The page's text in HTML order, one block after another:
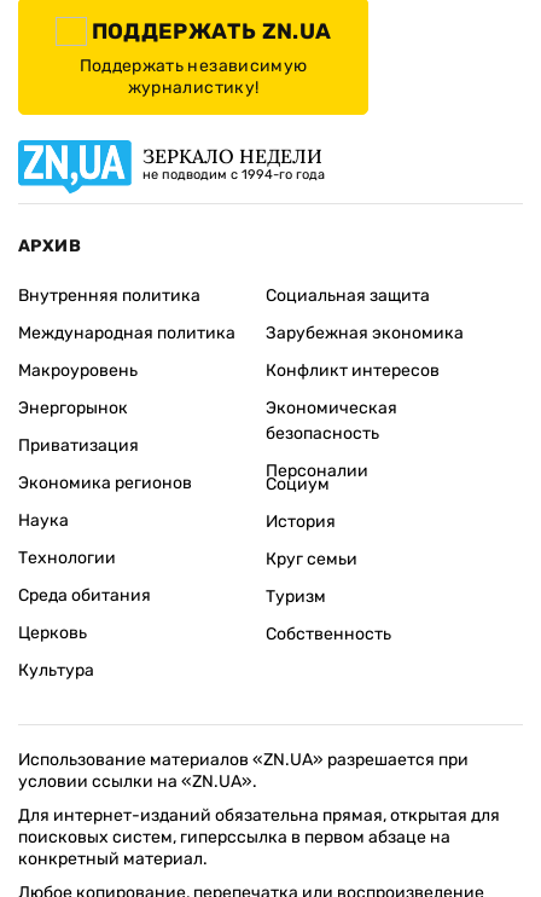
ПОДДЕРЖАТЬ ZN.UA
Поддержать независимую
журналистику!
ЗЕРКАЛО НЕДЕЛИ
не подводим с 1994-го года
АРХИВ
Внутренняя политика
Международная политика
Макроуровень
Энергорынок
Приватизация
Экономика регионов
Социальная защита
Зарубежная экономика
Конфликт интересов
Экономическая
безопасность
Персоналии
Наука
Технологии
Среда обитания
Церковь
Культура
Социум
История
Круг семьи
Туризм
Собственность
Использование материалов «ZN.UA» разрешается при
условии ссылки на «ZN.UA».
Для интернет-изданий обязательна прямая, открытая для
поисковых систем, гиперссылка в первом абзаце на
конкретный материал.
Любое копирование, перепечатка или воспроизведение